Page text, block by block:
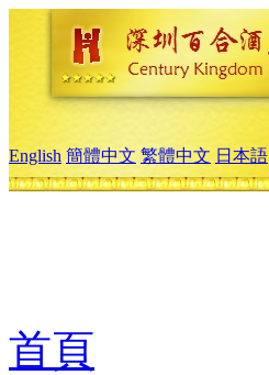
English 簡體中文 繁體中文 日本語
首頁